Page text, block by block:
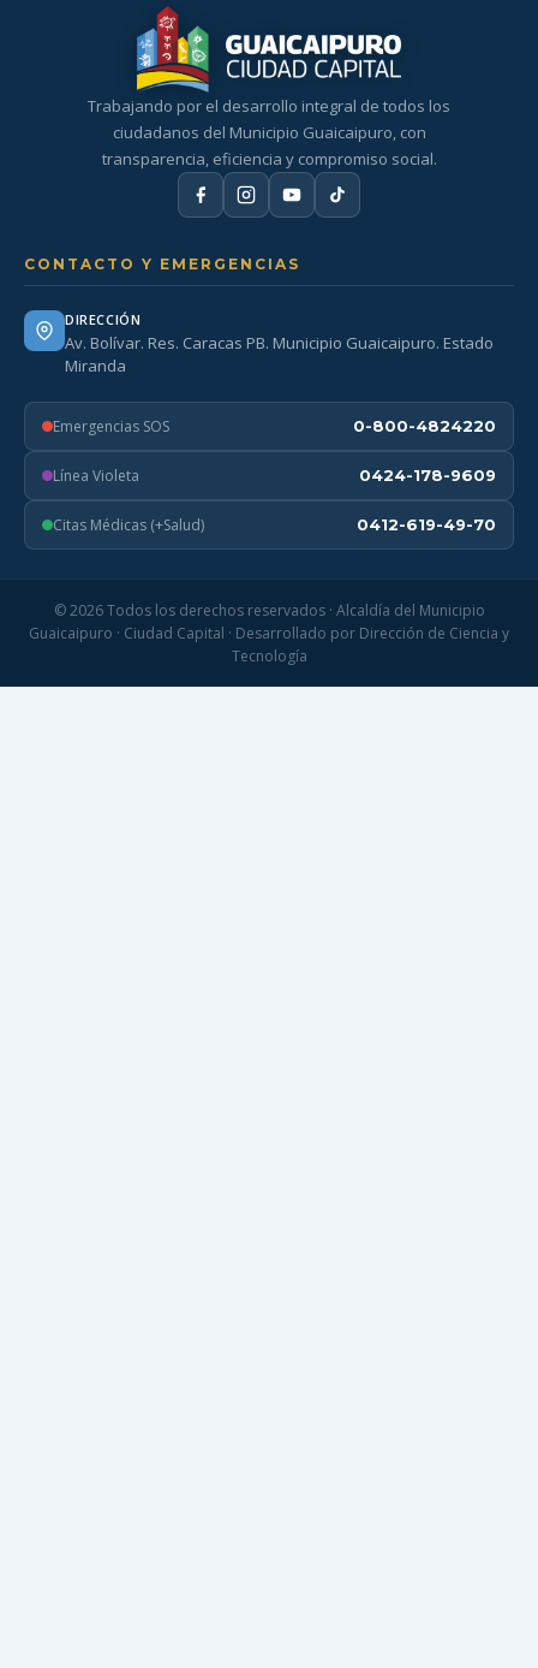
Trabajando por el desarrollo integral de todos los
ciudadanos del Municipio Guaicaipuro, con
transparencia, eficiencia y compromiso social.
CONTACTO Y EMERGENCIAS
DIRECCIÓN
Av. Bolívar. Res. Caracas PB. Municipio Guaicaipuro. Estado
Miranda
Emergencias SOS 0-800-4824220
Línea Violeta 0424-178-9609
Citas Médicas (+Salud) 0412-619-49-70
© 2026 Todos los derechos reservados · Alcaldía del Municipio
Guaicaipuro · Ciudad Capital · Desarrollado por Dirección de Ciencia y
Tecnología